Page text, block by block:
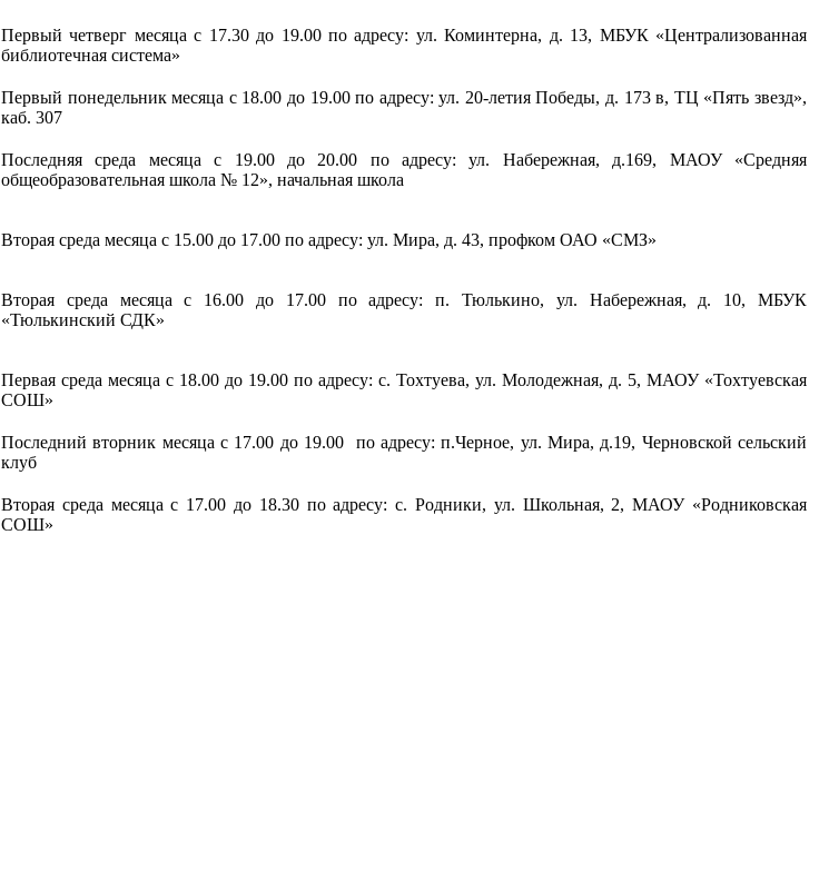
Первый четверг месяца с 17.30 до 19.00 по адресу: ул. Коминтерна, д. 13, МБУК «Централизованная
библиотечная система»
Первый понедельник месяца с 18.00 до 19.00 по адресу: ул. 20-летия Победы, д. 173 в, ТЦ «Пять звезд»,
каб. 307
Последняя среда месяца с 19.00 до 20.00 по адресу: ул. Набережная, д.169, МАОУ «Средняя
общеобразовательная школа № 12», начальная школа
Вторая среда месяца с 15.00 до 17.00 по адресу: ул. Мира, д. 43, профком ОАО «СМЗ»
Вторая среда месяца с 16.00 до 17.00 по адресу: п. Тюлькино, ул. Набережная, д. 10, МБУК
«Тюлькинский СДК»
Первая среда месяца с 18.00 до 19.00 по адресу: с. Тохтуева, ул. Молодежная, д. 5, МАОУ «Тохтуевская
СОШ»
Последний вторник месяца с 17.00 до 19.00 по адресу: п.Черное, ул. Мира, д.19, Черновской сельский
клуб
Вторая среда месяца с 17.00 до 18.30 по адресу: с. Родники, ул. Школьная, 2, МАОУ «Родниковская
СОШ»